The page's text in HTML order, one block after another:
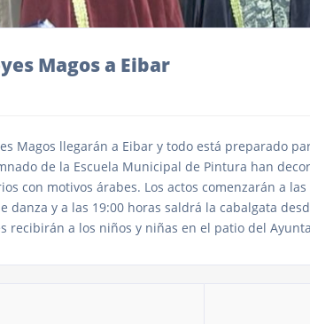
Magos a Eibar
Magos llegarán a Eibar y todo está preparado
de la Escuela Municipal de Pintura han
con motivos árabes. Los actos comenzarán a
danza y a las 19:00 horas saldrá la cabalgata
recibirán a los niños y niñas en el patio del